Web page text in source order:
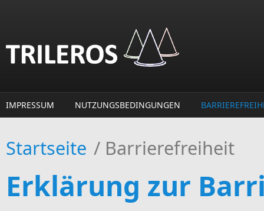
IMPRESSUM NUTZUNGSBEDINGUNGEN
Startseite / Barrierefreiheit
Erklärung zur